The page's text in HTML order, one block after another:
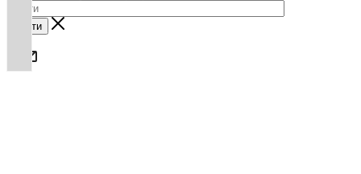
Найти